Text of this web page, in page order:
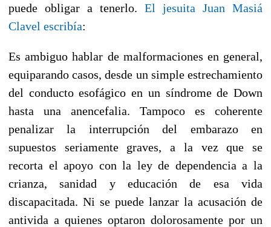
puede obligar a tenerlo. El jesuita Juan Masiá
Clavel escribía:
Es ambiguo hablar de malformaciones en general,
equiparando casos, desde un simple estrechamiento
del conducto esofágico en un síndrome de Down
hasta una anencefalia. Tampoco es coherente
penalizar la interrupción del embarazo en
supuestos seriamente graves, a la vez que se
recorta el apoyo con la ley de dependencia a la
crianza, sanidad y educación de esa vida
discapacitada. Ni se puede lanzar la acusación de
antivida a quienes optaron dolorosamente por un